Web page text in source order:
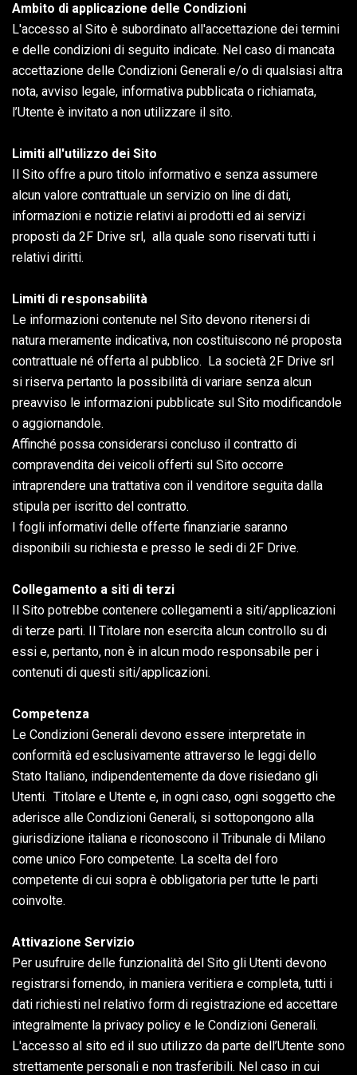
Ambito di applicazione delle Condizioni
L'accesso al Sito è subordinato all'accettazione dei termini
e delle condizioni di seguito indicate. Nel caso di mancata
accettazione delle Condizioni Generali e/o di qualsiasi altra
nota, avviso legale, informativa pubblicata o richiamata,
l’Utente è invitato a non utilizzare il sito.
Limiti all'utilizzo dei Sito
Il Sito offre a puro titolo informativo e senza assumere
alcun valore contrattuale un servizio on line di dati,
informazioni e notizie relativi ai prodotti ed ai servizi
proposti da 2F Drive srl, alla quale sono riservati tutti i
relativi diritti.
Limiti di responsabilità
Le informazioni contenute nel Sito devono ritenersi di
natura meramente indicativa, non costituiscono né proposta
contrattuale né offerta al pubblico. La società 2F Drive srl
si riserva pertanto la possibilità di variare senza alcun
preavviso le informazioni pubblicate sul Sito modificandole
o aggiornandole.
Affinché possa considerarsi concluso il contratto di
compravendita dei veicoli offerti sul Sito occorre
intraprendere una trattativa con il venditore seguita dalla
stipula per iscritto del contratto.
I fogli informativi delle offerte finanziarie saranno
disponibili su richiesta e presso le sedi di 2F Drive.
Collegamento a siti di terzi
Il Sito potrebbe contenere collegamenti a siti/applicazioni
di terze parti. Il Titolare non esercita alcun controllo su di
essi e, pertanto, non è in alcun modo responsabile per i
contenuti di questi siti/applicazioni.
Competenza
Le Condizioni Generali devono essere interpretate in
conformità ed esclusivamente attraverso le leggi dello
Stato Italiano, indipendentemente da dove risiedano gli
Utenti. Titolare e Utente e, in ogni caso, ogni soggetto che
aderisce alle Condizioni Generali, si sottopongono alla
giurisdizione italiana e riconoscono il Tribunale di Milano
come unico Foro competente. La scelta del foro
competente di cui sopra è obbligatoria per tutte le parti
coinvolte.
Attivazione Servizio
Per usufruire delle funzionalità del Sito gli Utenti devono
registrarsi fornendo, in maniera veritiera e completa, tutti i
dati richiesti nel relativo form di registrazione ed accettare
integralmente la privacy policy e le Condizioni Generali.
L'accesso al sito ed il suo utilizzo da parte dell’Utente sono
strettamente personali e non trasferibili. Nel caso in cui